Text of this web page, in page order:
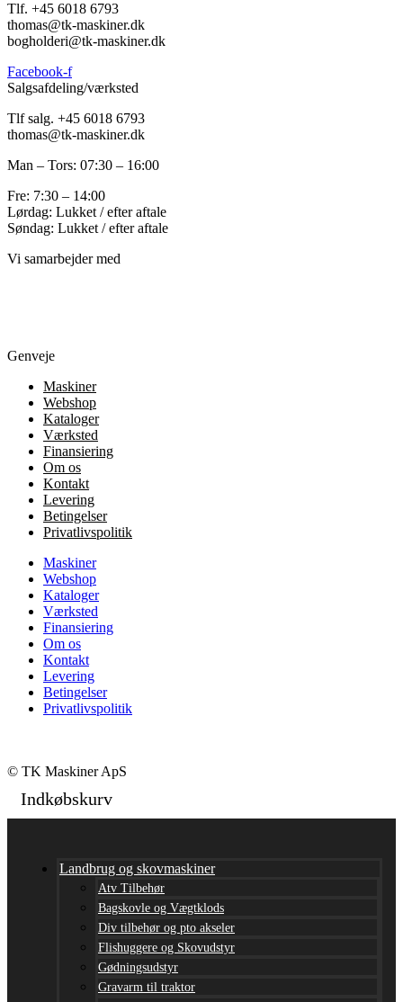
​Tlf. +45 6018 6793
thomas@tk-maskiner.dk
bogholderi@tk-maskiner.dk
Facebook-f
Salgsafdeling/værksted
Tlf salg. +45 6018 6793
thomas@tk-maskiner.dk
Man – Tors: 07:30 – 16:00
Fre: 7:30 – 14:00
Lørdag: Lukket / efter aftale
Søndag: Lukket / efter aftale
Vi samarbejder med
Genveje
Maskiner
Webshop
Kataloger
Værksted
Finansiering
Om os
Kontakt
Levering
Betingelser
Privatlivspolitik
Maskiner
Webshop
Kataloger
Værksted
Finansiering
Om os
Kontakt
Levering
Betingelser
Privatlivspolitik
© TK Maskiner ApS
Indkøbskurv
Landbrug og skovmaskiner
Atv Tilbehør
Bagskovle og Vægtklods
Div tilbehør og pto akseler
Flishuggere og Skovudstyr
Gødningsudstyr
Gravarm til traktor